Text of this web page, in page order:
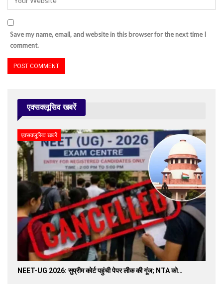
Save my name, email, and website in this browser for the next time I
comment.
एक्सक्लूसिव खबरें
एक्सक्लूसिव खबरें
NEET-UG 2026: सुप्रीम कोर्ट पहुंची पेपर लीक की गूंज; NTA को…